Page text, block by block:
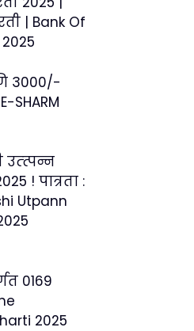
| Bank Of
3000/-
! पात्रता :
Utpann
0169
2025